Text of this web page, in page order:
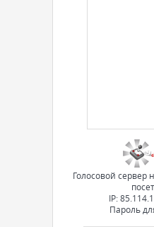
Голосовой сервер
IP:
Пароль